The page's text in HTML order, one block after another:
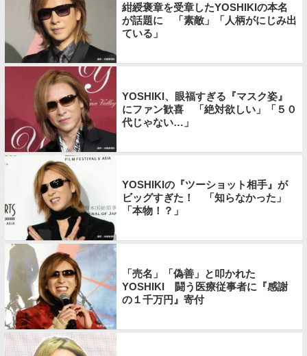
紺綬褒章を受章したYOSHIKIの本名
が話題に 「素敵」「人柄がにじみ出
ている」
YOSHIKI、眼福すぎる『マスク姿』
にファン歓喜 「絶対欲しい」「５０
代じゃない…」
YOSHIKIの『ツーショット相手』が
ビッグすぎた！ 「知らなかった」
「本物！？」
「売名」「偽善」と叩かれた
YOSHIKI 闘う医療従事者に『感謝
の１千万円』寄付